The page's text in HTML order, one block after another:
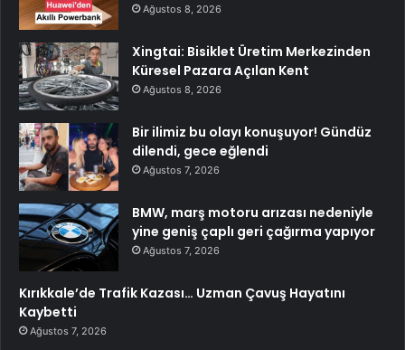
Ağustos 8, 2026
Xingtai: Bisiklet Üretim Merkezinden
Küresel Pazara Açılan Kent
Ağustos 8, 2026
Bir ilimiz bu olayı konuşuyor! Gündüz
dilendi, gece eğlendi
Ağustos 7, 2026
BMW, marş motoru arızası nedeniyle
yine geniş çaplı geri çağırma yapıyor
Ağustos 7, 2026
Kırıkkale’de Trafik Kazası… Uzman Çavuş Hayatını
Kaybetti
Ağustos 7, 2026